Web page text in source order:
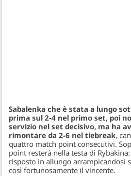
Sabalenka che è stata a lungo
prima sul 2-4 nel primo set, poi
servizio nel set decisivo, ma ha
rimontare da 2-6 nel tiebreak,
quattro match point consecutivi.
point resterà nella testa di
risposto in allungo arrampicandosi
così fortunosamente il vincente.